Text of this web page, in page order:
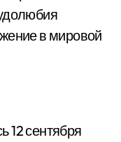
в мировой
12 сентября